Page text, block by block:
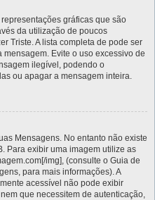
gráficas que são
da utilização de poucos
Triste. A lista completa de pode ser
Evite o uso excessivo de
ilegível, podendo o
ou apagar a mensagem inteira.
Mensagens. No entanto não existe
Para exibir uma imagem utilize as
img], (consulte o Guia de
para mais informações). A
acessível não pode exibir
que necessitem de autenticação,